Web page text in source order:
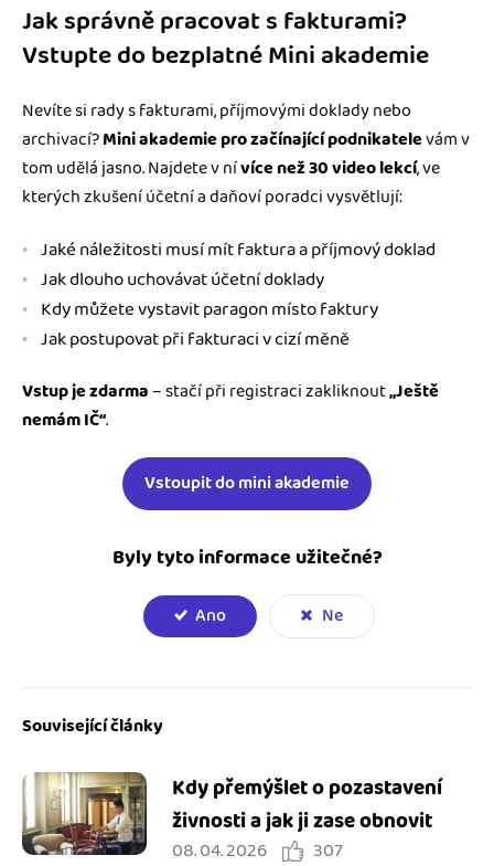
Jak správně pracovat s fakturami?
Vstupte do bezplatné Mini akademie
Nevíte si rady s fakturami, příjmovými doklady nebo
archivací?Mini akademie pro začínající podnikatelevám v
tom udělá jasno. Najdete v nívíce než 30 video lekcí, ve
kterých zkušení účetní a daňoví poradci vysvětlují:
Jaké náležitosti musí mít faktura a příjmový doklad
Jak dlouho uchovávat účetní doklady
Kdy můžete vystavit paragon místo faktury
Jak postupovat při fakturaci v cizí měně
Vstup je zdarma – stačí při registraci zakliknout„Ještě
nemám IČ“.
Vstoupit do mini akademie
Byly tyto informace užitečné?
Ano Ne
Související články
Kdy přemýšlet o pozastavení
živnosti a jak ji zase obnovit
08. 04. 2026 307